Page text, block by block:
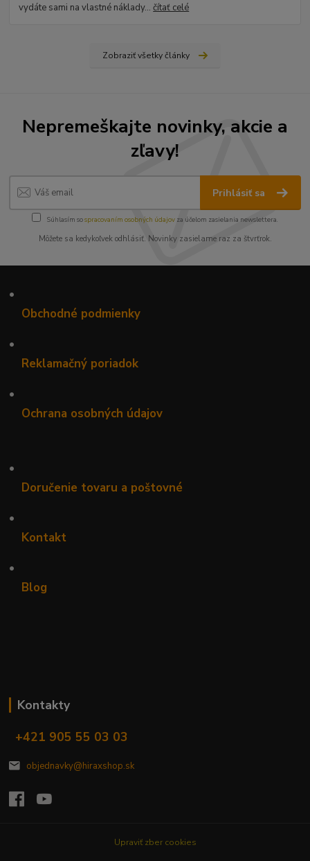
vydáte sami na vlastné náklady...čítať celé
Zobraziť všetky články
Nepremeškajte novinky, akcie a
zľavy!
Prihlásiť sa
Súhlasím sospracovaním osobných údajov za účelom zasielania newslettera.
Môžete sa kedykoľvek odhlásiť. Novinky zasielame raz za štvrťrok.
•
Obchodné podmienky
•
Reklamačný poriadok
•
Ochrana osobných údajov
•
Doručenie tovaru a poštovné
•
Kontakt
•
Blog
Kontakty
+421 905 55 03 03
objednavky@hiraxshop.sk
Upraviť zber cookies